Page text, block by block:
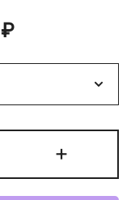
₽Диапазон
цен:
18900,00 ₽
–
22900,00 ₽
+